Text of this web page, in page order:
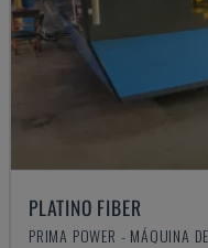
PLATINO FIBER
PRIMA POWER - MÁQUINA